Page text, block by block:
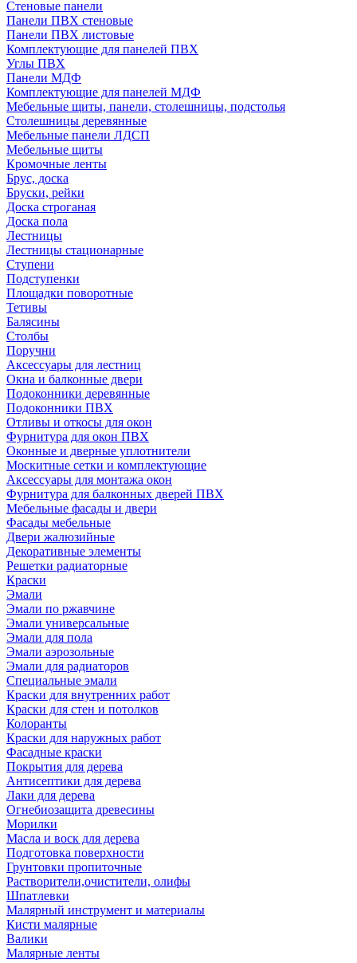
Стеновые панели
Панели ПВХ стеновые
Панели ПВХ листовые
Комплектующие для панелей ПВХ
Углы ПВХ
Панели МДФ
Комплектующие для панелей МДФ
Мебельные щиты, панели, столешницы, подстолья
Столешницы деревянные
Мебельные панели ЛДСП
Мебельные щиты
Кромочные ленты
Брус, доска
Бруски, рейки
Доска строганая
Доска пола
Лестницы
Лестницы стационарные
Ступени
Подступенки
Площадки поворотные
Тетивы
Балясины
Столбы
Поручни
Аксессуары для лестниц
Окна и балконные двери
Подоконники деревянные
Подоконники ПВХ
Отливы и откосы для окон
Фурнитура для окон ПВХ
Оконные и дверные уплотнители
Москитные сетки и комплектующие
Аксессуары для монтажа окон
Фурнитура для балконных дверей ПВХ
Мебельные фасады и двери
Фасады мебельные
Двери жалюзийные
Декоративные элементы
Решетки радиаторные
Краски
Эмали
Эмали по ржавчине
Эмали универсальные
Эмали для пола
Эмали аэрозольные
Эмали для радиаторов
Специальные эмали
Краски для внутренних работ
Краски для стен и потолков
Колоранты
Краски для наружных работ
Фасадные краски
Покрытия для дерева
Антисептики для дерева
Лаки для дерева
Огнебиозащита древесины
Морилки
Масла и воск для дерева
Подготовка поверхности
Грунтовки пропиточные
Растворители,очистители, олифы
Шпатлевки
Малярный инструмент и материалы
Кисти малярные
Валики
Малярные ленты